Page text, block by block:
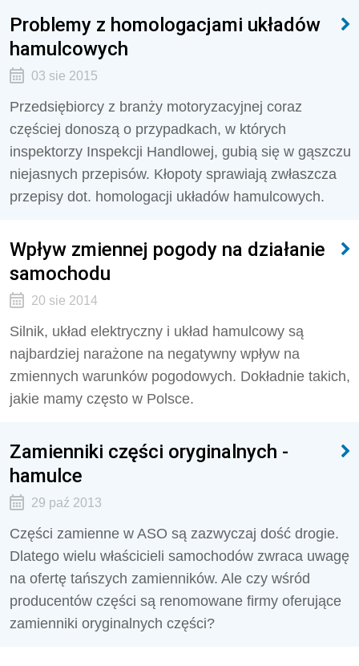
Problemy z homologacjami układów
hamulcowych
03 sie 2015
Przedsiębiorcy z branży motoryzacyjnej coraz
częściej donoszą o przypadkach, w których
inspektorzy Inspekcji Handlowej, gubią się w gąszczu
niejasnych przepisów. Kłopoty sprawiają zwłaszcza
przepisy dot. homologacji układów hamulcowych.
Wpływ zmiennej pogody na działanie
samochodu
20 sie 2014
Silnik, układ elektryczny i układ hamulcowy są
najbardziej narażone na negatywny wpływ na
zmiennych warunków pogodowych. Dokładnie takich,
jakie mamy często w Polsce.
Zamienniki części oryginalnych -
hamulce
29 paź 2013
Części zamienne w ASO są zazwyczaj dość drogie.
Dlatego wielu właścicieli samochodów zwraca uwagę
na ofertę tańszych zamienników. Ale czy wśród
producentów części są renomowane firmy oferujące
zamienniki oryginalnych części?